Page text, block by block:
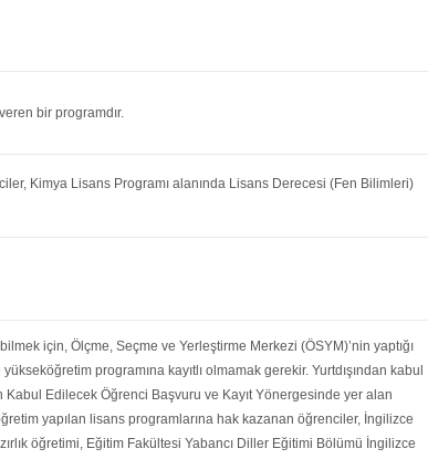
bir programdır.
Kimya Lisans Programı alanında Lisans Derecesi (Fen Bilimleri)
için, Ölçme, Seçme ve Yerleştirme Merkezi (ÖSYM)’nin yaptığı
programına kayıtlı olmamak gerekir. Yurtdışından kabul
Kabul Edilecek Öğrenci Başvuru ve Kayıt Yönergesinde yer alan
yapılan lisans programlarına hak kazanan öğrenciler, İngilizce
öğretimi, Eğitim Fakültesi Yabancı Diller Eğitimi Bölümü İngilizce